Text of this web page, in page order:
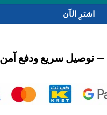
اشترِ الآن
توصيل سريع ودفع آمن